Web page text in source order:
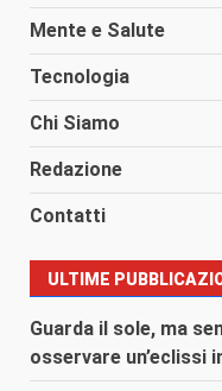
Mente e Salute
Tecnologia
Chi Siamo
Redazione
Contatti
ULTIME
Guarda il sole, ma
osservare un’eclissi